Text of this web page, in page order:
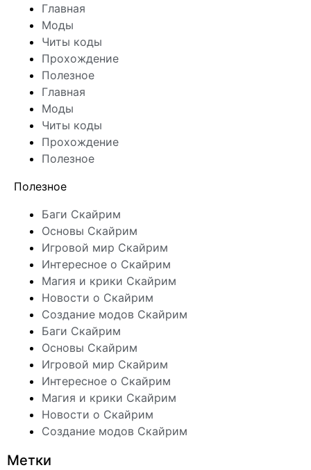
Главная
Моды
Читы коды
Прохождение
Полезное
Главная
Моды
Читы коды
Прохождение
Полезное
Полезное
Баги Скайрим
Основы Скайрим
Игровой мир Скайрим
Интересное о Скайрим
Магия и крики Скайрим
Новости о Скайрим
Создание модов Скайрим
Баги Скайрим
Основы Скайрим
Игровой мир Скайрим
Интересное о Скайрим
Магия и крики Скайрим
Новости о Скайрим
Создание модов Скайрим
Метки